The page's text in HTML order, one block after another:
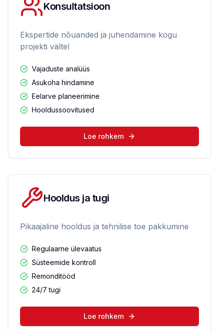
Konsultatsioon
Ekspertide nõuanded ja juhendamine kogu
projekti vältel
Vajaduste analüüs
Asukoha hindamine
Eelarve planeerimine
Hooldussoovitused
Loe rohkem
Hooldus ja tugi
Pikaajaline hooldus ja tehnilise toe pakkumine
Regulaarne ülevaatus
Süsteemide kontroll
Remonditööd
24/7 tugi
Loe rohkem